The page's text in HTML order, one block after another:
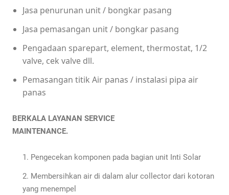
Jasa penurunan unit / bongkar pasang
Jasa pemasangan unit / bongkar pasang
Pengadaan sparepart, element, thermostat, 1/2
valve, cek valve dll.
Pemasangan titik Air panas / instalasi pipa air
panas
BERKALA LAYANAN SERVICE
MAINTENANCE.
Pengecekan komponen pada bagian unit Inti Solar
Membersihkan air di dalam alur collector dari kotoran
yang menempel